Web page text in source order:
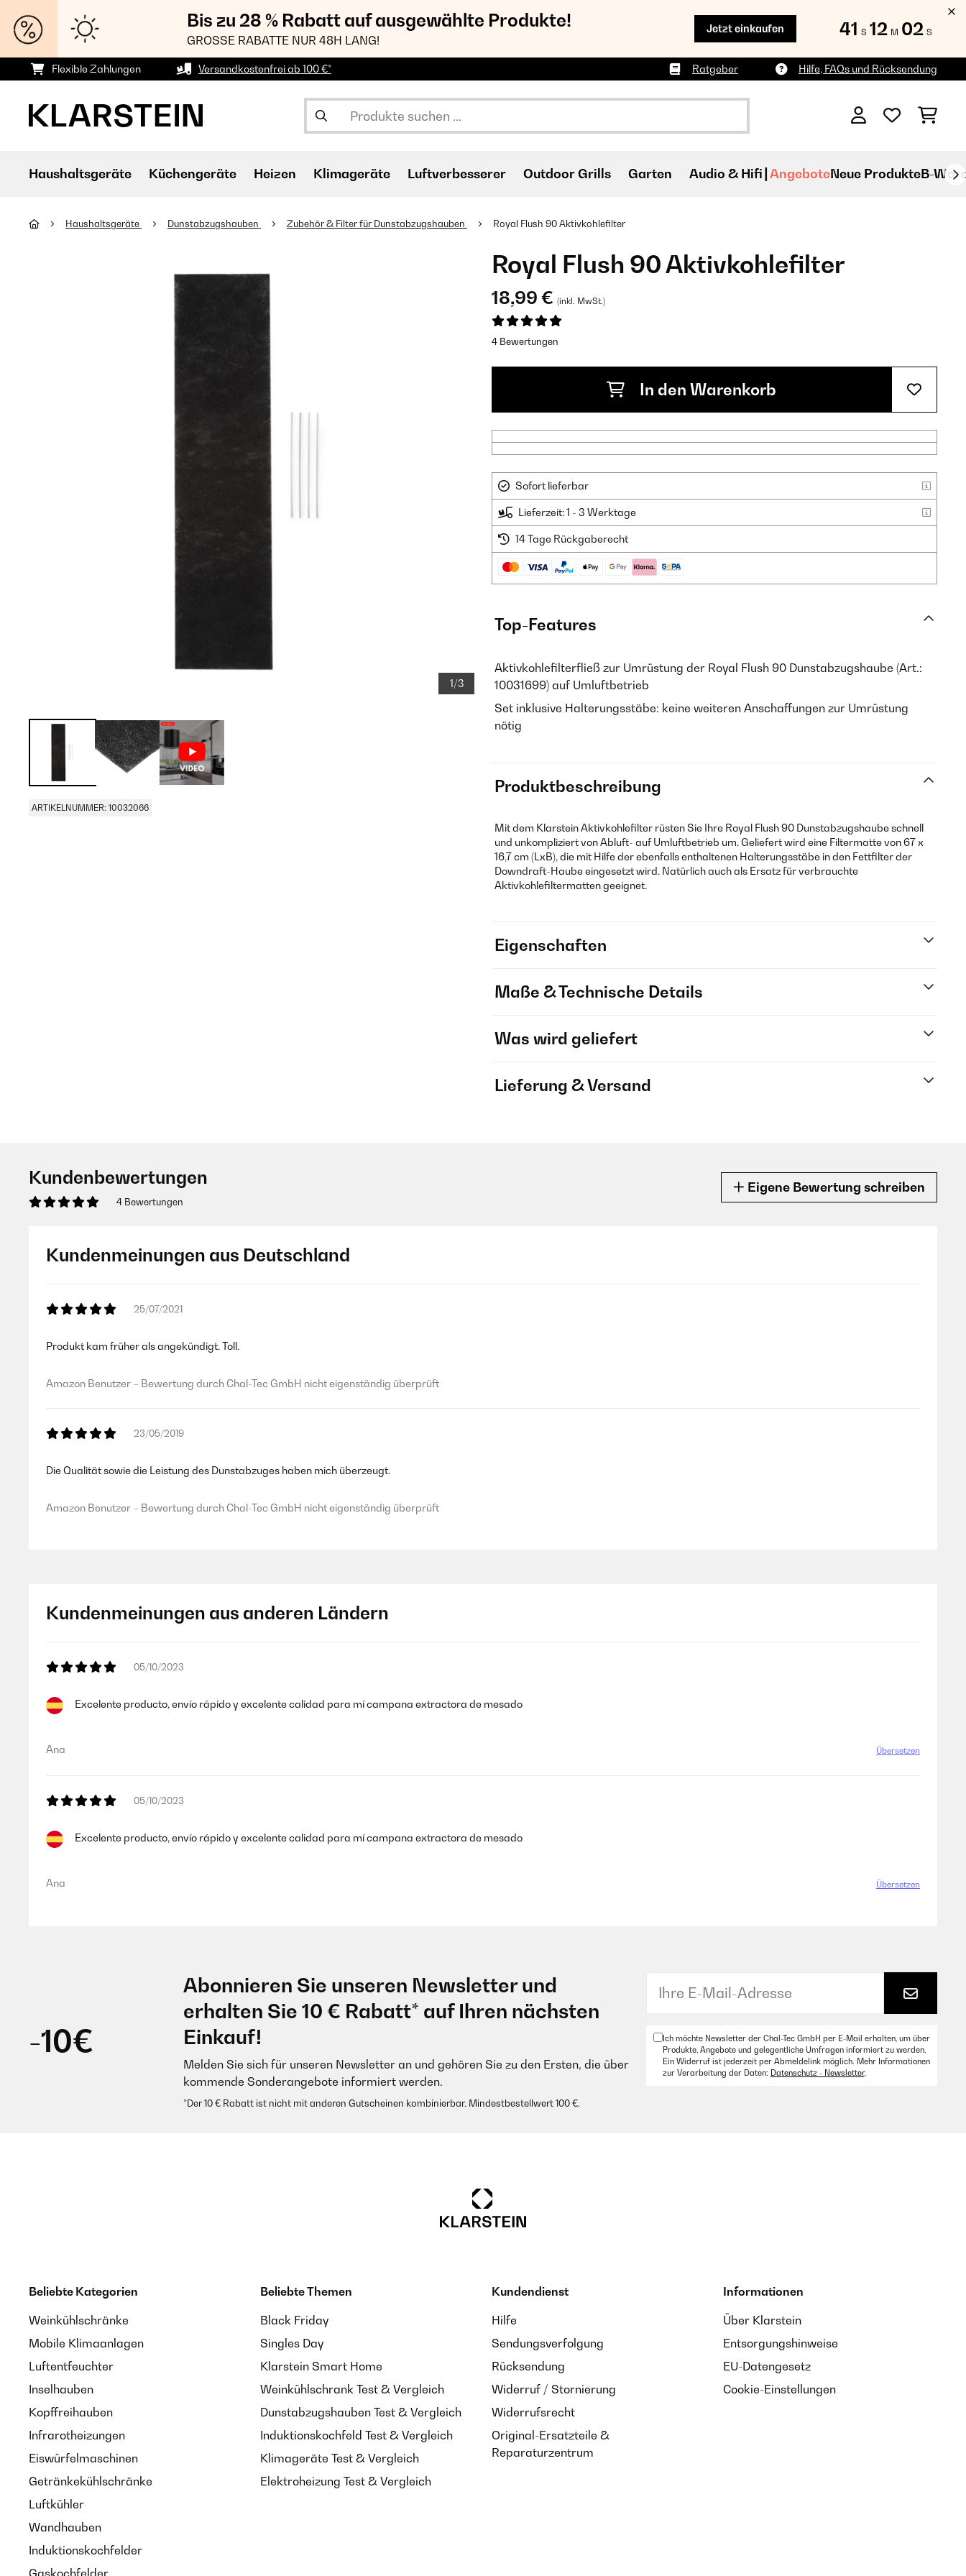
Bis zu 28 % Rabatt auf ausgewählte Produkte!
GROSSE RABATTE NUR 48H LANG!
Jetzt einkaufen 41 S 12 M 00 S
Flexible Zahlungen Versandkostenfrei ab 100 €* Ratgeber Hilfe, FAQs und Rücksendung
Haushaltsgeräte Küchengeräte Heizen Klimageräte Luftverbesserer Outdoor Grills Garten Audio & Hifi AngeboteNeue ProdukteB-
Haushaltsgeräte Dunstabzugshauben Zubehör & Filter für Dunstabzugshauben Royal Flush 90 Aktivkohlefilter
1/3
ARTIKELNUMMER: 10032066
Royal Flush 90 Aktivkohlefilter
18,99 € (inkl. MwSt.)
4 Bewertungen
In den Warenkorb
Sofort lieferbar
Lieferzeit: 1 - 3 Werktage
14 Tage Rückgaberecht
Top-Features
Aktivkohlefilterfließ zur Umrüstung der Royal Flush 90 Dunstabzugshaube (Art.:
10031699) auf Umluftbetrieb
Set inklusive Halterungsstäbe: keine weiteren Anschaffungen zur Umrüstung
nötig
Produktbeschreibung
Mit dem Klarstein Aktivkohlefilter rüsten Sie Ihre Royal Flush 90 Dunstabzugshaube schnell
und unkompliziert von Abluft- auf Umluftbetrieb um. Geliefert wird eine Filtermatte von 67 x
16,7 cm (LxB), die mit Hilfe der ebenfalls enthaltenen Halterungsstäbe in den Fettfilter der
Downdraft-Haube eingesetzt wird. Natürlich auch als Ersatz für verbrauchte
Aktivkohlefiltermatten geeignet.
Eigenschaften
Maße & Technische Details
Was wird geliefert
Lieferung & Versand
Kundenbewertungen
4 Bewertungen
Eigene Bewertung schreiben
Kundenmeinungen aus Deutschland
25/07/2021
Produkt kam früher als angekündigt. Toll.
Amazon Benutzer – Bewertung durch Chal-Tec GmbH nicht eigenständig überprüft
23/05/2019
Die Qualität sowie die Leistung des Dunstabzuges haben mich überzeugt.
Amazon Benutzer – Bewertung durch Chal-Tec GmbH nicht eigenständig überprüft
Kundenmeinungen aus anderen Ländern
05/10/2023
Excelente producto, envío rápido y excelente calidad para mí campana extractora de mesado
Ana Übersetzen
05/10/2023
Excelente producto, envío rápido y excelente calidad para mí campana extractora de mesado
Ana Übersetzen
-10€
Abonnieren Sie unseren Newsletter und
erhalten Sie 10 € Rabatt* auf Ihren nächsten
Einkauf!
Melden Sie sich für unseren Newsletter an und gehören Sie zu den Ersten, die über
kommende Sonderangebote informiert werden.
*Der 10 € Rabatt ist nicht mit anderen Gutscheinen kombinierbar. Mindestbestellwert 100 €.
Ich möchte Newsletter der Chal-Tec GmbH per E-Mail erhalten, um über
Produkte, Angebote und gelegentliche Umfragen informiert zu werden.
Ein Widerruf ist jederzeit per Abmeldelink möglich. Mehr Informationen
zur Verarbeitung der Daten: Datenschutz - Newsletter.
Beliebte Kategorien
Weinkühlschränke
Mobile Klimaanlagen
Luftentfeuchter
Inselhauben
Kopffreihauben
Infrarotheizungen
Eiswürfelmaschinen
Getränkekühlschränke
Luftkühler
Wandhauben
Induktionskochfelder
Gaskochfelder
Beliebte Themen
Black Friday
Singles Day
Klarstein Smart Home
Weinkühlschrank Test & Vergleich
Dunstabzugshauben Test & Vergleich
Induktionskochfeld Test & Vergleich
Klimageräte Test & Vergleich
Elektroheizung Test & Vergleich
Kundendienst
Hilfe
Sendungsverfolgung
Rücksendung
Widerruf / Stornierung
Widerrufsrecht
Original-Ersatzteile &
Reparaturzentrum
Informationen
Über Klarstein
Entsorgungshinweise
EU-Datengesetz
Cookie-Einstellungen